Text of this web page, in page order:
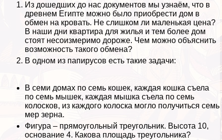
Из дошедших до нас документов мы узнаём, что в
древнем Египте можно было приобрести дом в
обмен на кровать. Не слишком ли маленькая цена?
В наши дни квартира для жилья и тем более дом
стоят несоизмеримо дороже. Чем можно объяснить
возможность такого обмена?
В одном из папирусов есть такие задачи:
В семи домах по семь кошек, каждая кошка съела
по семь мышек, каждая мышка съела по семь
колосков, из каждого колоска могло получиться семь
мер зерна.
Фигура – прямоугольный треугольник. Высота 10,
основание 4. Какова площадь треугольника?